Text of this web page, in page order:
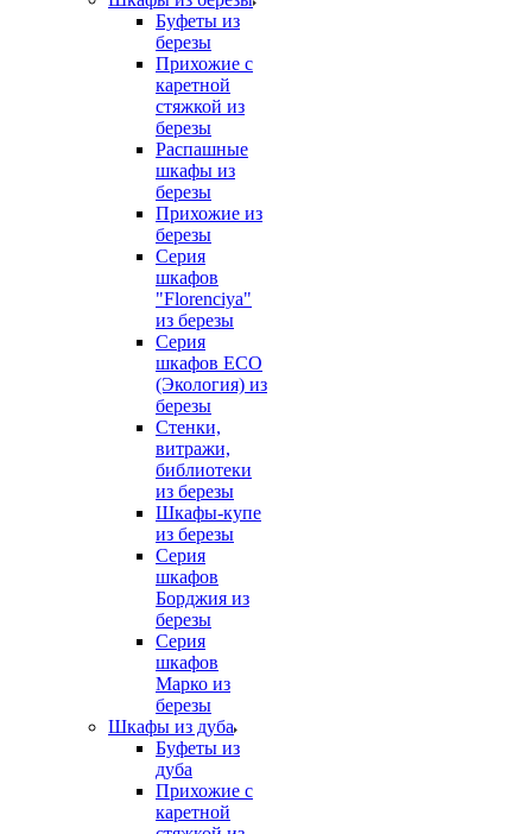
Буфеты из
березы
Прихожие с
каретной
стяжкой из
березы
Распашные
шкафы из
березы
Прихожие из
березы
Серия
шкафов
"Florenciya"
из березы
Серия
шкафов ECO
(Экология) из
березы
Стенки,
витражи,
библиотеки
из березы
Шкафы-купе
из березы
Серия
шкафов
Борджия из
березы
Серия
шкафов
Марко из
березы
Шкафы из дуба
Буфеты из
дуба
Прихожие с
каретной